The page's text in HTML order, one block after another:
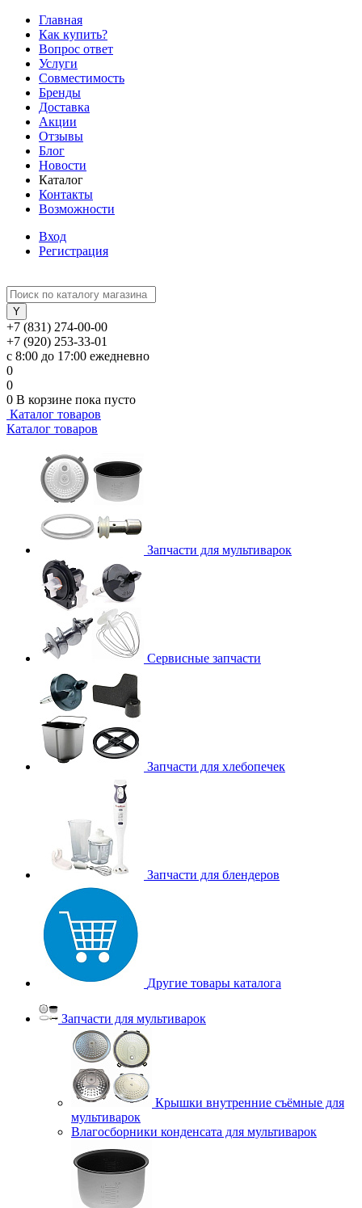
Главная
Как купить?
Вопрос ответ
Услуги
Совместимость
Бренды
Доставка
Акции
Отзывы
Блог
Новости
Каталог
Контакты
Возможности
Вход
Регистрация
+7 (831) 274-00-00
+7 (920) 253-33-01
с 8:00 до 17:00 ежедневно
0
0
0 В корзине пока пусто
Каталог товаров
Каталог товаров
Запчасти для мультиварок
Сервисные запчасти
Запчасти для хлебопечек
Запчасти для блендеров
Другие товары каталога
Запчасти для мультиварок
Крышки внутренние съёмные для
мультиварок
Влагосборники конденсата для мультиварок